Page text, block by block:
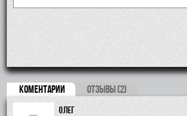
КОМЕНТАРИИ ОТЗЫВЫ (2)
Олег